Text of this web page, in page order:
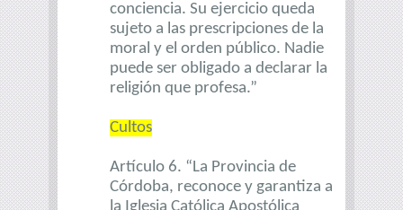
conciencia. Su ejercicio queda
sujeto a las prescripciones de la
moral y el orden público. Nadie
puede ser obligado a declarar la
religión que profesa.”
Cultos
Artículo 6. “La Provincia de
Córdoba, reconoce y garantiza a